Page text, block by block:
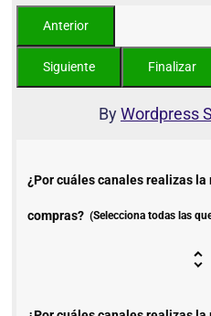
ByWordpress
¿Por cuáles canales realizas
compras? (Selecciona todas las